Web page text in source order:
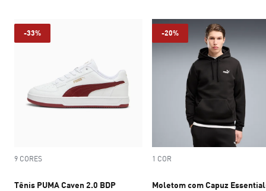
-33%
9 CORES
Tênis PUMA Caven 2.0 BDP
-20%
1 COR
Moletom com Capuz